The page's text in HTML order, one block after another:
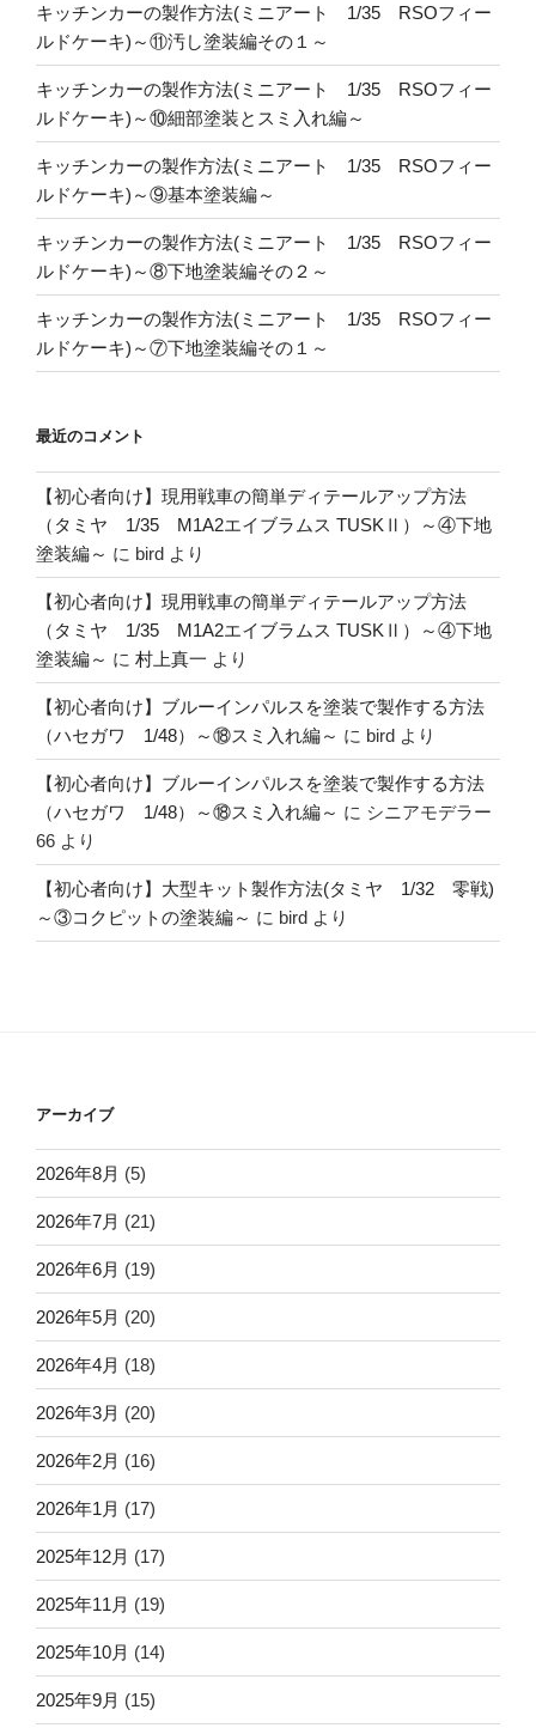
キッチンカーの製作方法(ミニアート 1/35 RSOフィー
ルドケーキ)～⑪汚し塗装編その１～
キッチンカーの製作方法(ミニアート 1/35 RSOフィー
ルドケーキ)～⑩細部塗装とスミ入れ編～
キッチンカーの製作方法(ミニアート 1/35 RSOフィー
ルドケーキ)～⑨基本塗装編～
キッチンカーの製作方法(ミニアート 1/35 RSOフィー
ルドケーキ)～⑧下地塗装編その２～
キッチンカーの製作方法(ミニアート 1/35 RSOフィー
ルドケーキ)～⑦下地塗装編その１～
最近のコメント
【初心者向け】現用戦車の簡単ディテールアップ方法
（タミヤ 1/35 M1A2エイブラムス TUSKⅡ）～④下地
塗装編～ に bird より
【初心者向け】現用戦車の簡単ディテールアップ方法
（タミヤ 1/35 M1A2エイブラムス TUSKⅡ）～④下地
塗装編～ に 村上真一 より
【初心者向け】ブルーインパルスを塗装で製作する方法
（ハセガワ 1/48）～⑱スミ入れ編～ に bird より
【初心者向け】ブルーインパルスを塗装で製作する方法
（ハセガワ 1/48）～⑱スミ入れ編～ に シニアモデラー
66 より
【初心者向け】大型キット製作方法(タミヤ 1/32 零戦)
～③コクピットの塗装編～ に bird より
アーカイブ
2026年8月 (5)
2026年7月 (21)
2026年6月 (19)
2026年5月 (20)
2026年4月 (18)
2026年3月 (20)
2026年2月 (16)
2026年1月 (17)
2025年12月 (17)
2025年11月 (19)
2025年10月 (14)
2025年9月 (15)